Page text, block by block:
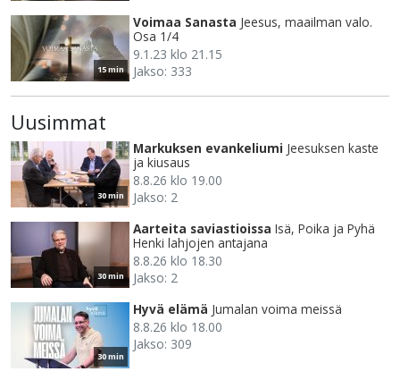
15 min
Voimaa Sanasta Jeesus, maailman valo.
Osa 1/4
9.1.23 klo 21.15
Jakso: 333
Uusimmat
30 min
Markuksen evankeliumi Jeesuksen kaste
ja kiusaus
8.8.26 klo 19.00
Jakso: 2
30 min
Aarteita saviastioissa Isä, Poika ja Pyhä
Henki lahjojen antajana
8.8.26 klo 18.30
Jakso: 2
30 min
Hyvä elämä Jumalan voima meissä
8.8.26 klo 18.00
Jakso: 309